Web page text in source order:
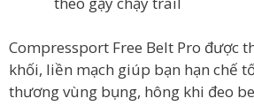
Compressport Free Belt Pro được
khối, liền mạch giúp bạn hạn chế
thương vùng bụng, hông khi đeo